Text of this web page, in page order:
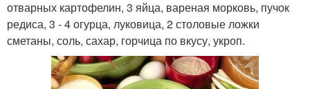
отварных картофелин, 3 яйца, вареная морковь, пучок
редиса, 3 - 4 огурца, луковица, 2 столовые ложки
сметаны, соль, сахар, горчица по вкусу, укроп.